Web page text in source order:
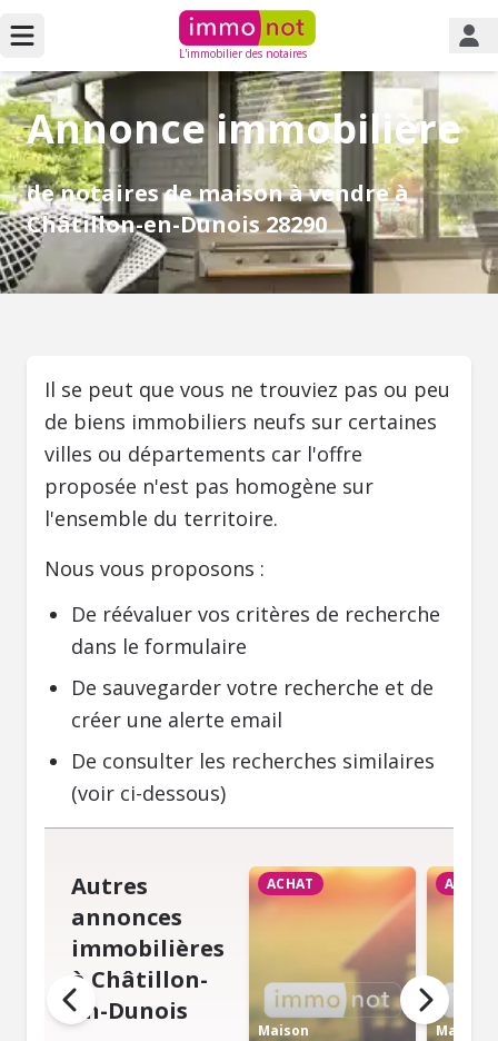
L'immobilier des notaires
Annonce immobilière
de notaires de maison à vendre à
Châtillon-en-Dunois 28290
Il se peut que vous ne trouviez pas ou peu
de biens immobiliers neufs sur certaines
villes ou départements car l'offre
proposée n'est pas homogène sur
l'ensemble du territoire.
Nous vous proposons :
De réévaluer vos critères de recherche
dans le formulaire
De sauvegarder votre recherche et de
créer une alerte email
De consulter les recherches similaires
(voir ci-dessous)
Autres
annonces
immobilières
à Châtillon-
en-Dunois
ACHAT
Maison
ACHAT
Maison